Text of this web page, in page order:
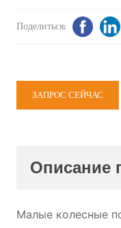
Поделиться:
ЗАПРОС СЕЙЧАС
Описание
Малые колесные